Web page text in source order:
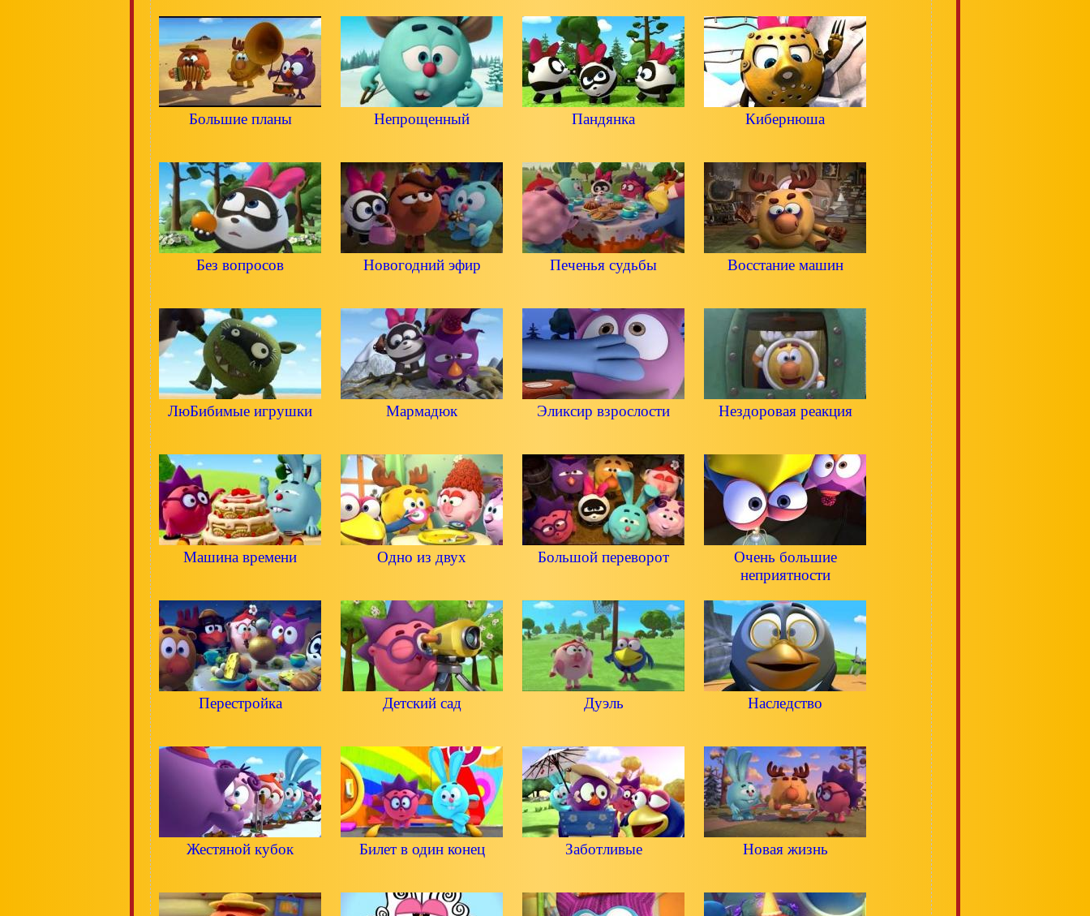
Большие планы Непрощенный Пандянка Кибернюша
Без вопросов Новогодний эфир Печенья судьбы Восстание машин
ЛюБибимые игрушки Мармадюк Эликсир взрослости Нездоровая реакция
Машина времени Одно из двух Большой переворот
Очень большие
неприятности
Перестройка Детский сад Дуэль Наследство
Жестяной кубок Билет в один конец Заботливые Новая жизнь